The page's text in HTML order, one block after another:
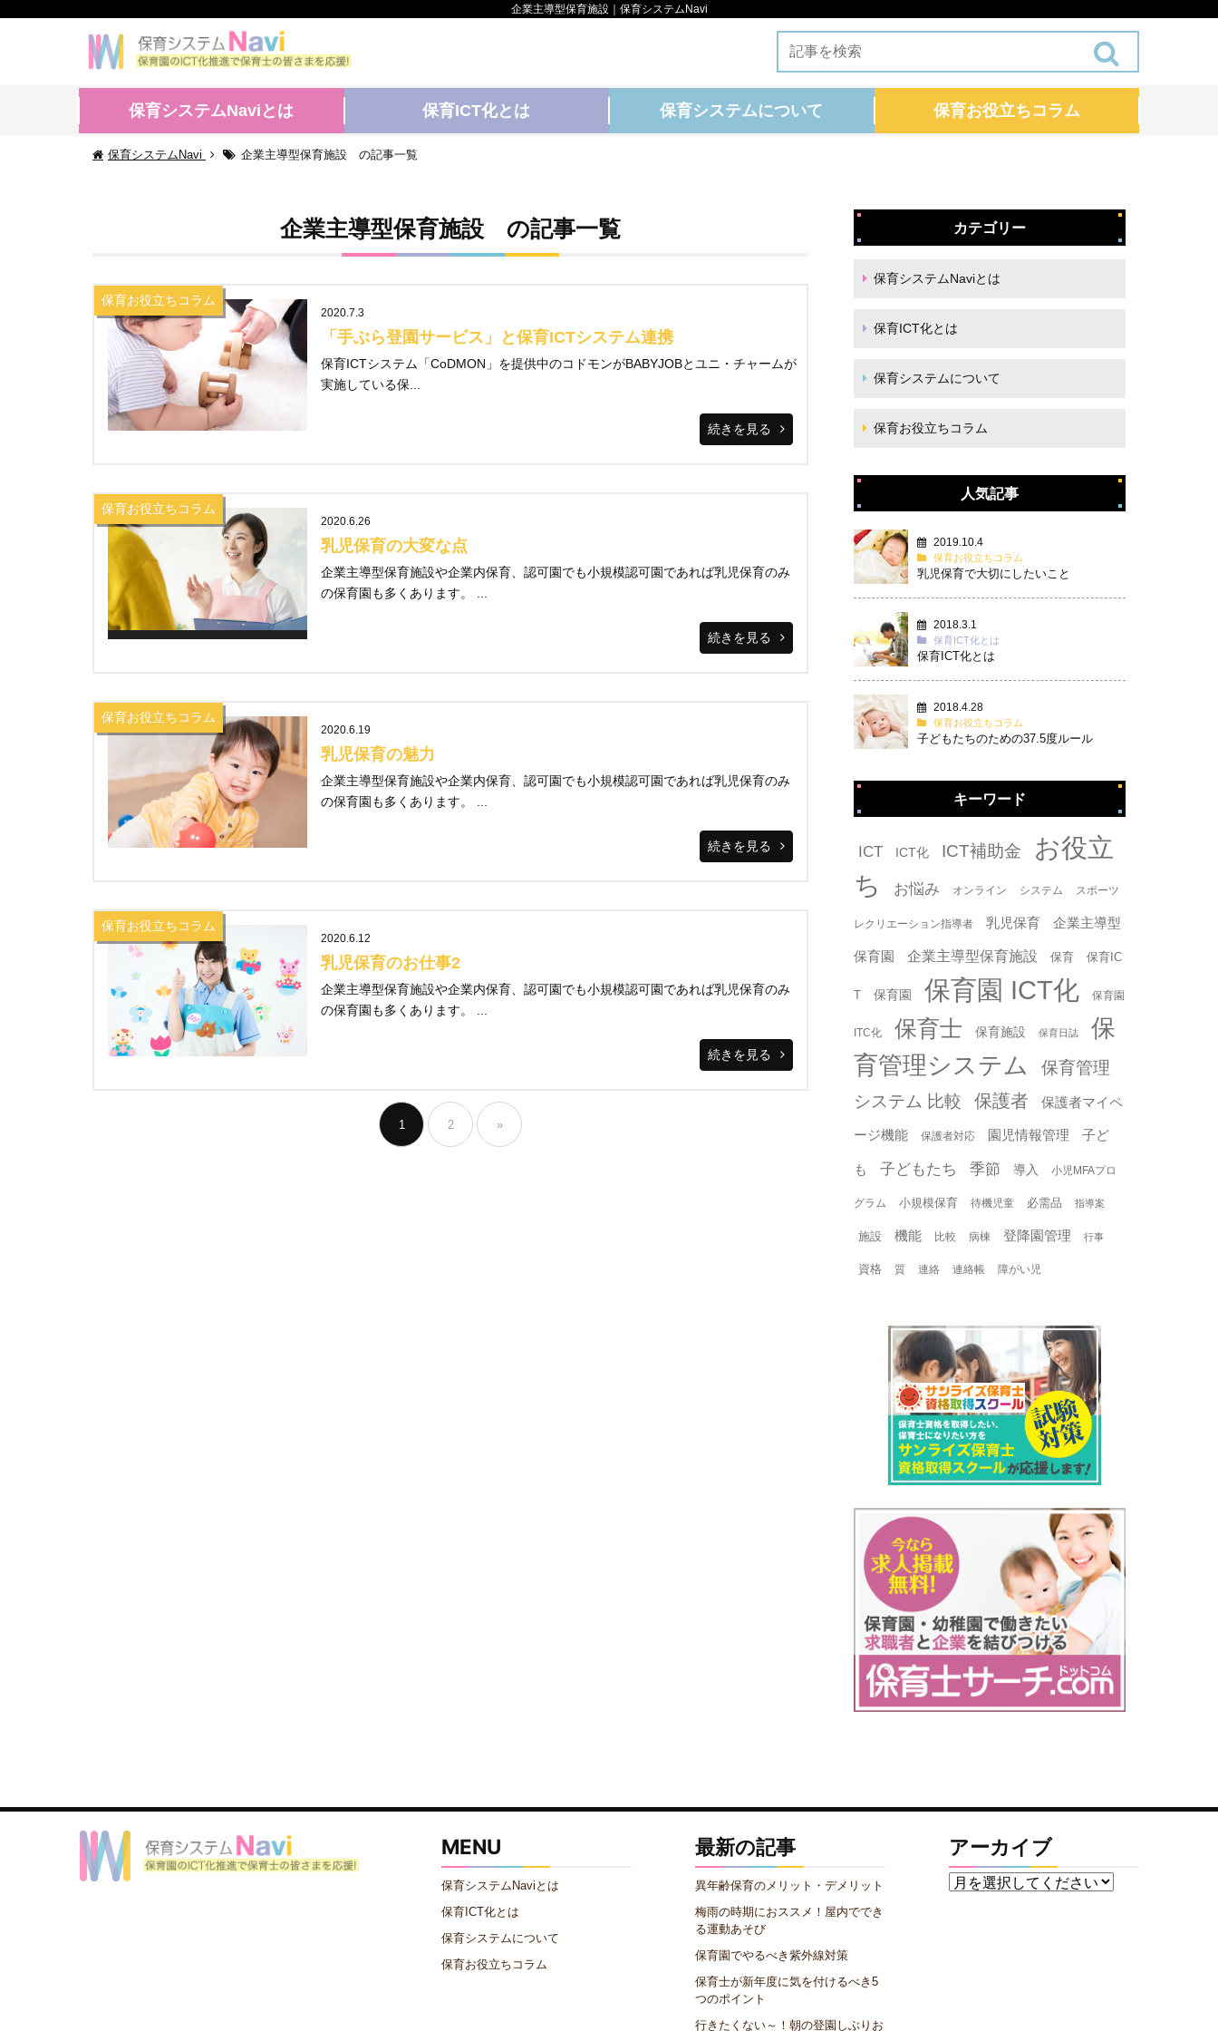
企業主導型保育施設｜保育システムNavi
保育システムNaviとは 保育ICT化とは 保育システムについて 保育お役立ちコラム
保育システムNavi 企業主導型保育施設 の記事一覧
企業主導型保育施設 の記事一覧
2020.7.3
「手ぶら登園サービス」と保育ICTシステム連携
保育ICTシステム「CoDMON」を提供中のコドモンがBABYJOBとユニ・チャームが
実施している保...
続きを見る
保育お役立ちコラム
2020.6.26
乳児保育の大変な点
企業主導型保育施設や企業内保育、認可園でも小規模認可園であれば乳児保育のみ
の保育園も多くあります。 ...
続きを見る
保育お役立ちコラム
2020.6.19
乳児保育の魅力
企業主導型保育施設や企業内保育、認可園でも小規模認可園であれば乳児保育のみ
の保育園も多くあります。 ...
続きを見る
保育お役立ちコラム
2020.6.12
乳児保育のお仕事2
企業主導型保育施設や企業内保育、認可園でも小規模認可園であれば乳児保育のみ
の保育園も多くあります。 ...
続きを見る
保育お役立ちコラム
1 2 »
カテゴリー
保育システムNaviとは
保育ICT化とは
保育システムについて
保育お役立ちコラム
人気記事
2019.10.4
保育お役立ちコラム
乳児保育で大切にしたいこと
2018.3.1
保育ICT化とは
保育ICT化とは
2018.4.28
保育お役立ちコラム
子どもたちのための37.5度ルール
キーワード
タグ
ICT ICT化 ICT補助金
お役立
ち
お悩み オンライン システム スポーツ
レクリエーション指導者 乳児保育 企業主導型
保育園 企業主導型保育施設 保育 保育IC
T 保育園 保育園 ICT化 保育園
ITC化 保育士 保育施設 保育日誌
保
育管理システム
保育管理
システム 比較
保護者 保護者マイペ
ージ機能 保護者対応 園児情報管理 子ど
も 子どもたち 季節 導入 小児MFAプロ
グラム 小規模保育 待機児童 必需品 指導案
施設 機能 比較 病棟 登降園管理 行事
資格 質 連絡 連絡帳 障がい児
MENU
保育システムNaviとは
保育ICT化とは
保育システムについて
保育お役立ちコラム
最新の記事
異年齢保育のメリット・デメリット
梅雨の時期におススメ！屋内ででき
る運動あそび
保育園でやるべき紫外線対策
保育士が新年度に気を付けるべき5
つのポイント
行きたくない～！朝の登園しぶりお
アーカイブ